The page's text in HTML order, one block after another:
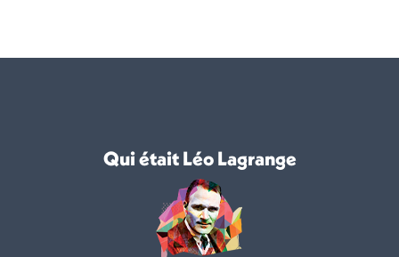
Qui était Léo Lagrange